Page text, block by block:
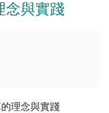
念與實踐
理念與實踐